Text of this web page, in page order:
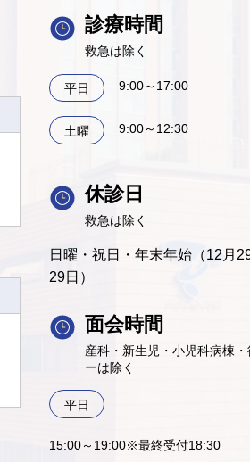
診療時間
救急は除く
平日 9:00～17:00
土曜 9:00～12:30
休診日
救急は除く
日曜・祝日・年末年始（12月
29日）
面会時間
産科・新生児・小児科病棟
ーは除く
平日
15:00～19:00※最終受付18:30